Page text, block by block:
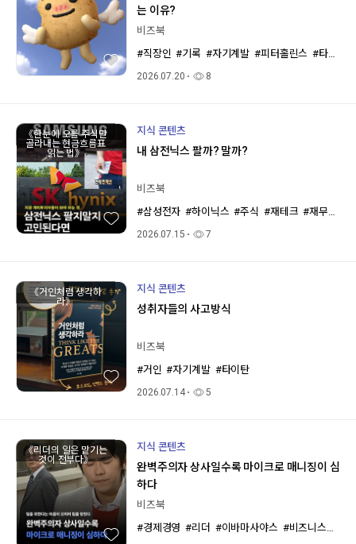
는 이유?
비즈북
#직장인 #기록 #자기계발 #피터홀린스 #타이탄
2026.07.20 8
《한눈에 오를 주식만
골라내는 현금흐름표
읽는 법》
지식 콘텐츠
내 삼전닉스 팔까? 말까?
비즈북
#삼성전자 #하이닉스 #주식 #재테크 #재무제표
2026.07.15 7
《거인처럼 생각하
라》
지식 콘텐츠
성취자들의 사고방식
비즈북
#거인 #자기계발 #타이탄
2026.07.14 5
《리더의 일은 맡기는
것이 전부다》
지식 콘텐츠
완벽주의자 상사일수록 마이크로 매니징이 심
하다
비즈북
#경제경영 #리더 #이바마사야스 #비즈니스북스